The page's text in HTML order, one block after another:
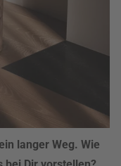
langer Weg. Wie